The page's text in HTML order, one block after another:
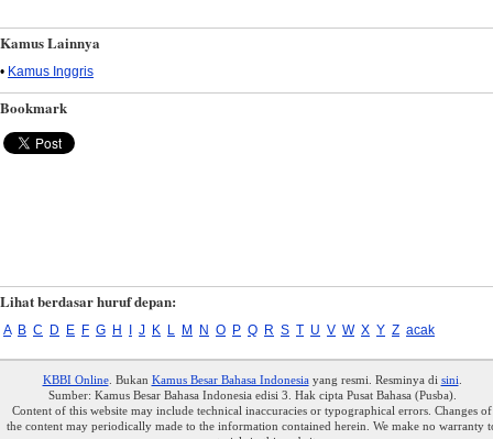
Kamus Lainnya
• Kamus Inggris
Bookmark
Lihat berdasar huruf depan:
A B C D E F G H J K L M N O P Q R S T U V W X Y Z acak
KBBI Online. Bukan Kamus Besar Bahasa Indonesiayang resmi. Resminya di sini
Sumber: Kamus Besar Bahasa Indonesia edisi 3. Hak cipta Pusat Bahasa (Pusba).
Content of this website may include technical inaccuracies or typographical errors. Changes of
the content may periodically made to the information contained herein. We make no warranty